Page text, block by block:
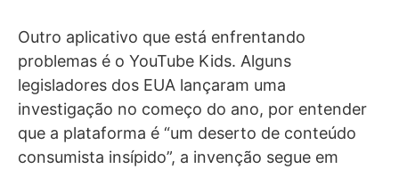
Outro aplicativo que está enfrentando
problemas é o YouTube Kids. Alguns
legisladores dos EUA lançaram uma
investigação no começo do ano, por entender
que a plataforma é “um deserto de conteúdo
consumista insípido”, a invenção segue em